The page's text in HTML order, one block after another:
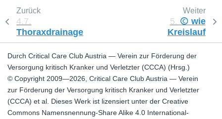
Zurück
4.7.
Thoraxdrainage
Weiter
5. Ⓒ wie
Kreislauf
Durch Critical Care Club Austria — Verein zur Förderung der
Versorgung kritisch Kranker und Verletzter (CCCA) (Hrsg.)
© Copyright 2009—2026, Critical Care Club Austria — Verein
zur Förderung der Versorgung kritisch Kranker und Verletzter
(CCCA) et al. Dieses Werk ist lizensiert unter der Creative
Commons Namensnennung-Share Alike 4.0 International-